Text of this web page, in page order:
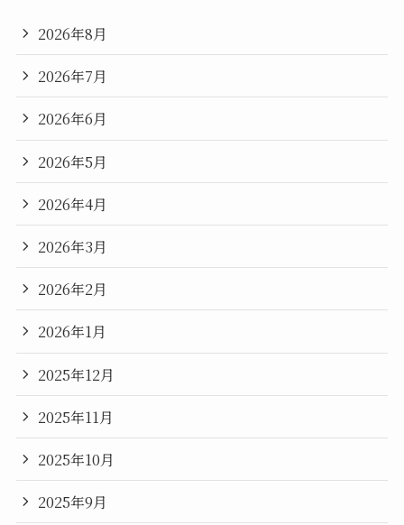
2026年8月
2026年7月
2026年6月
2026年5月
2026年4月
2026年3月
2026年2月
2026年1月
2025年12月
2025年11月
2025年10月
2025年9月